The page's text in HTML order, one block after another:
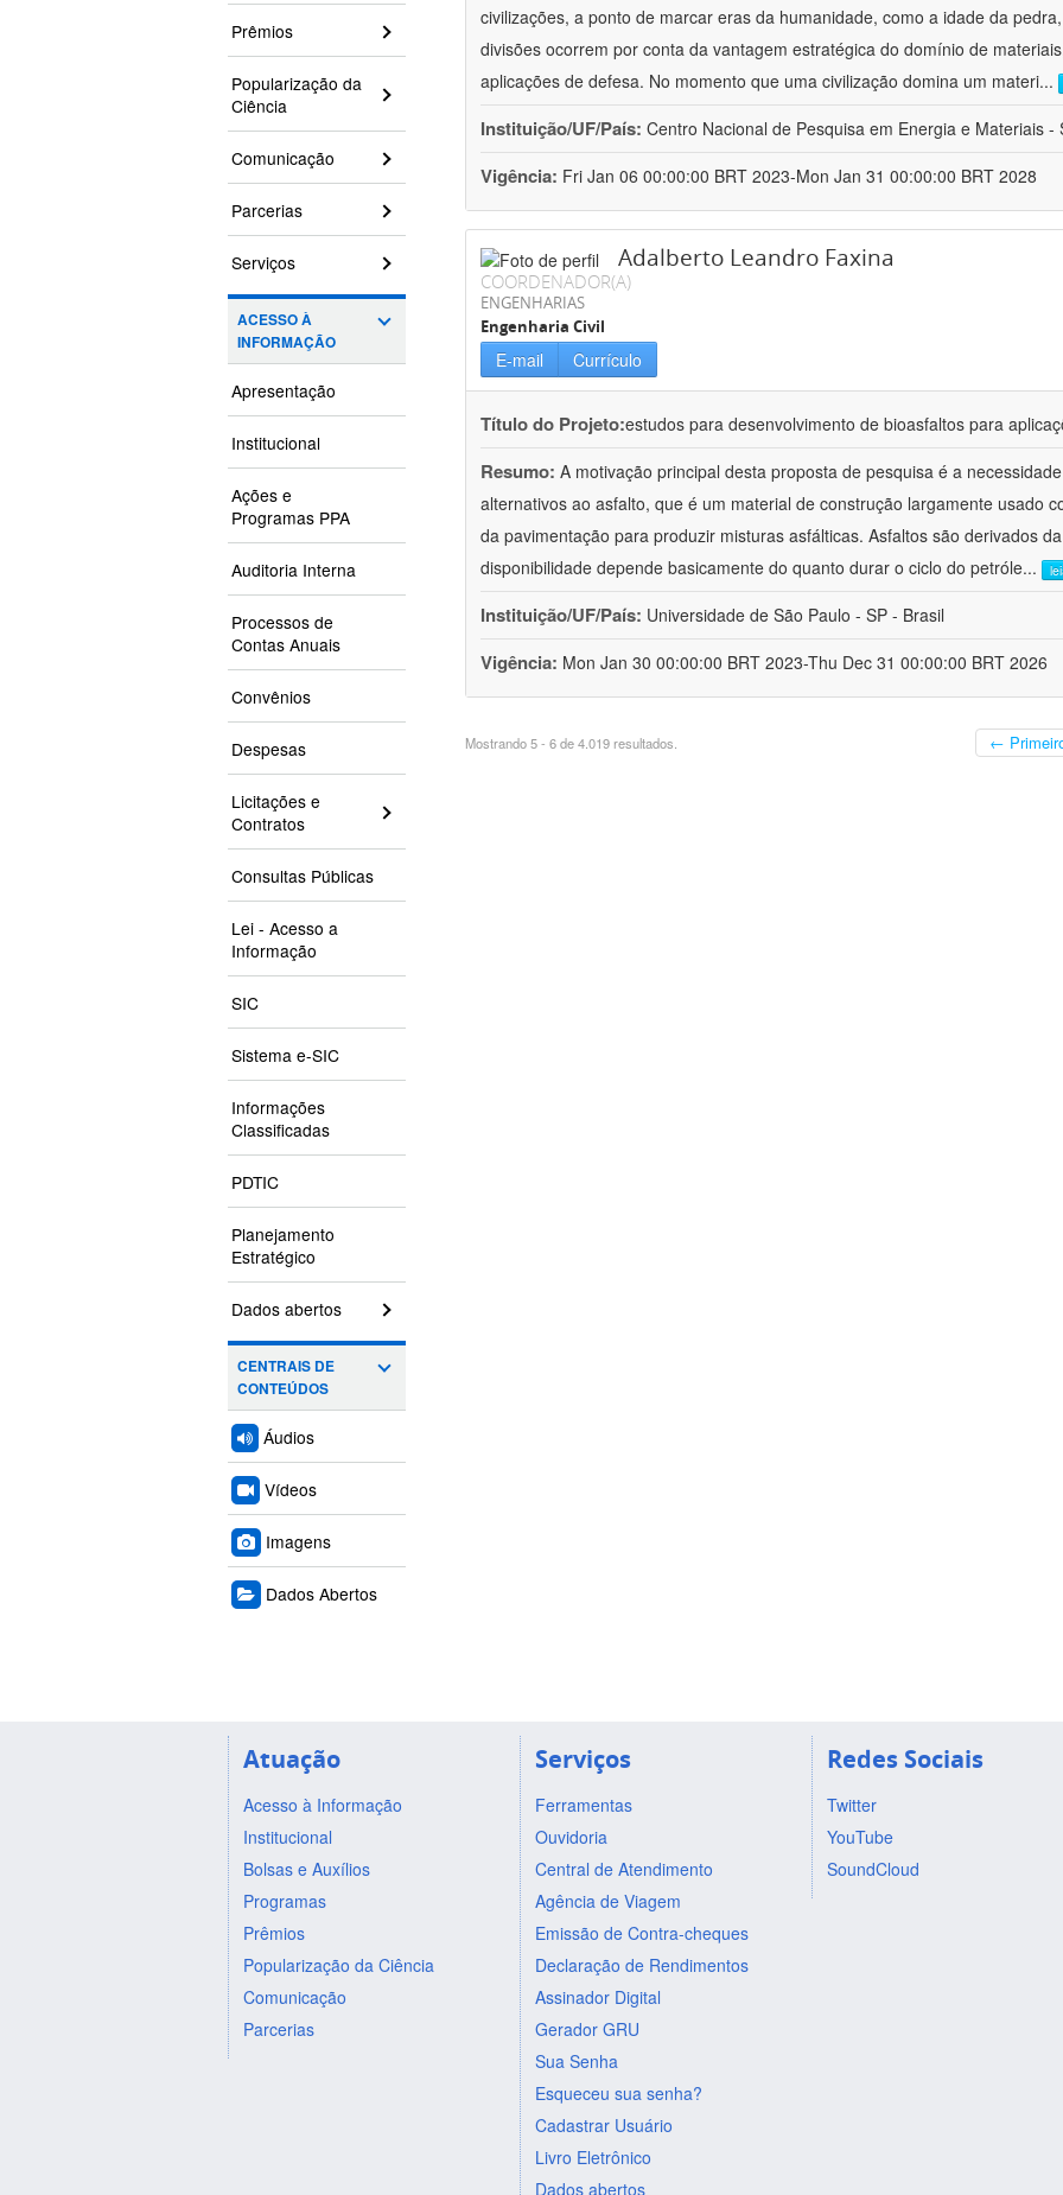
Prêmios
Popularização da
Ciência
Comunicação
Parcerias
Serviços
ACESSO À
INFORMAÇÃO
Apresentação
Institucional
Ações e
Programas PPA
Auditoria Interna
Processos de
Contas Anuais
Convênios
Despesas
Licitações e
Contratos
Consultas Públicas
Lei - Acesso a
Informação
SIC
Sistema e-SIC
Informações
Classificadas
PDTIC
Planejamento
Estratégico
Dados abertos
CENTRAIS DE
CONTEÚDOS
Áudios
Vídeos
Imagens
Dados Abertos
civilizações, a ponto de marcar eras da humanidade, como a idade da
divisões ocorrem por conta da vantagem estratégica do domínio de
aplicações de defesa. No momento que uma civilização domina um materi...
Instituição/UF/País: Centro Nacional de Pesquisa em Energia e Materiais -
Vigência: Fri Jan 06 00:00:00 BRT 2023-Mon Jan 31 00:00:00 BRT 2028
Adalberto Leandro Faxina
COORDENADOR(A)
ENGENHARIAS
Engenharia Civil
E-mail Currículo
Título do Projeto:estudos para desenvolvimento de bioasfaltos para
Resumo: A motivação principal desta proposta de pesquisa é a
alternativos ao asfalto, que é um material de construção largamente usado
da pavimentação para produzir misturas asfálticas. Asfaltos são derivados
disponibilidade depende basicamente do quanto durar o ciclo do petróle...
Instituição/UF/País: Universidade de São Paulo - SP - Brasil
Vigência: Mon Jan 30 00:00:00 BRT 2023-Thu Dec 31 00:00:00 BRT 2026
Mostrando 5 - 6 de 4.019 resultados. ←
Atuação
Acesso à Informação
Institucional
Bolsas e Auxílios
Programas
Prêmios
Popularização da Ciência
Comunicação
Parcerias
Serviços
Ferramentas
Ouvidoria
Central de Atendimento
Agência de Viagem
Emissão de Contra-cheques
Declaração de Rendimentos
Assinador Digital
Gerador GRU
Sua Senha
Esqueceu sua senha?
Cadastrar Usuário
Livro Eletrônico
Dados abertos
Redes Sociais
Twitter
YouTube
SoundCloud